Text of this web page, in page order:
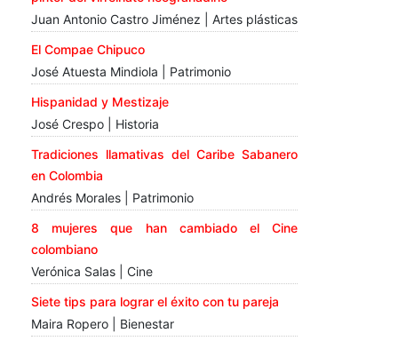
Juan Antonio Castro Jiménez | Artes plásticas
El Compae Chipuco
José Atuesta Mindiola | Patrimonio
Hispanidad y Mestizaje
José Crespo | Historia
Tradiciones llamativas del Caribe Sabanero
en Colombia
Andrés Morales | Patrimonio
8 mujeres que han cambiado el Cine
colombiano
Verónica Salas | Cine
Siete tips para lograr el éxito con tu pareja
Maira Ropero | Bienestar